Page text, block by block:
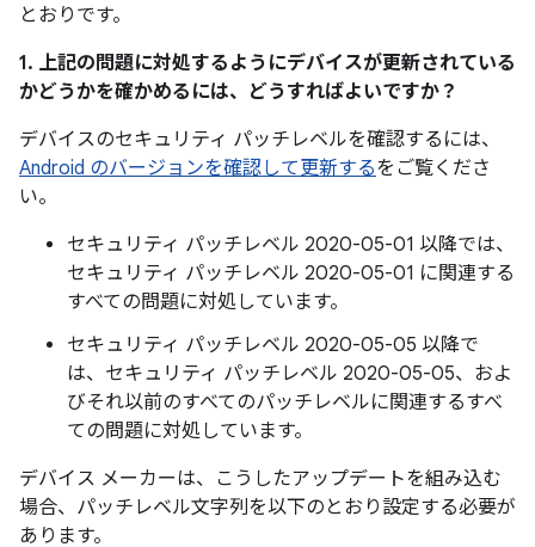
とおりです。
1. 上記の問題に対処するようにデバイスが更新されている
かどうかを確かめるには、どうすればよいですか？
デバイスのセキュリティ パッチレベルを確認するには、
Android のバージョンを確認して更新するをご覧くださ
い。
セキュリティ パッチレベル 2020-05-01 以降では、
セキュリティ パッチレベル 2020-05-01 に関連する
すべての問題に対処しています。
セキュリティ パッチレベル 2020-05-05 以降で
は、セキュリティ パッチレベル 2020-05-05、およ
びそれ以前のすべてのパッチレベルに関連するすべ
ての問題に対処しています。
デバイス メーカーは、こうしたアップデートを組み込む
場合、パッチレベル文字列を以下のとおり設定する必要が
あります。